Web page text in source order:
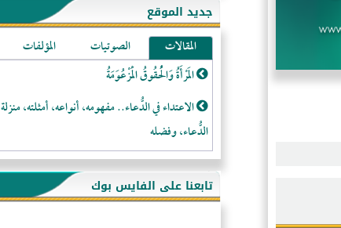
جديد الموقع
المقالات الصوتيات
المؤلفات
المَرْأَةُ وَالْحُقُوقُ الْمَزْعُوَمَةُ
الاعتداء في الدُّعاء.. مفهومه، أنواعه، أمثلته، منزلة
الدُّعاء، وفضله
لا تتَّبعوا عورات الـمسلمين
فقه النَّصيحة عند الصَّحابة الكرام رضي الله عنهم
تابعنا على الفايس بوك